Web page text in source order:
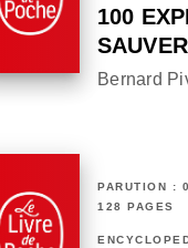
100
SAUVER
Bernard
PARUTION :
128 PAGES